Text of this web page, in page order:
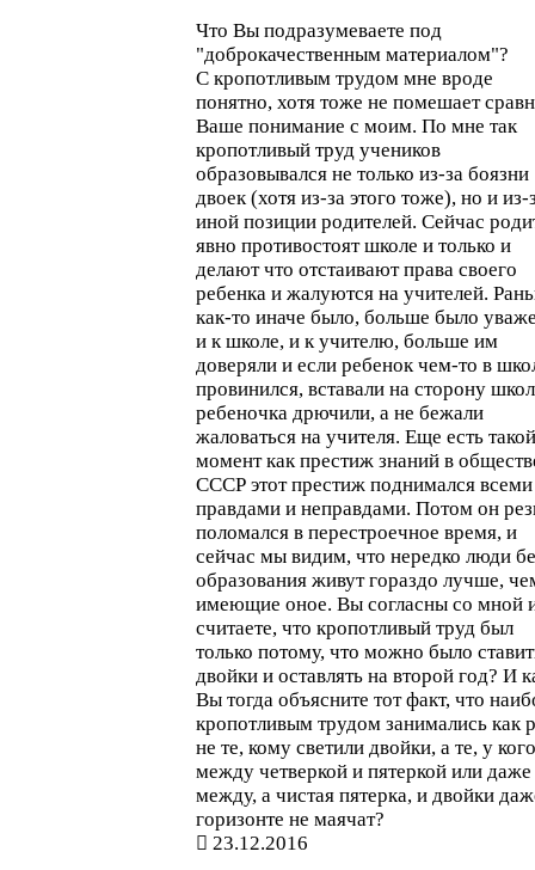
Что Вы подразумеваете под
"доброкачественным материалом"?
С кропотливым трудом мне вроде
понятно, хотя тоже не помешает
Ваше понимание с моим. По мне так
кропотливый труд учеников
образовывался не только из-за боязни
двоек (хотя из-за этого тоже), но и из-
иной позиции родителей. Сейчас
явно противостоят школе и только и
делают что отстаивают права своего
ребенка и жалуются на учителей.
как-то иначе было, больше было
и к школе, и к учителю, больше им
доверяли и если ребенок чем-то в
провинился, вставали на сторону
ребеночка дрючили, а не бежали
жаловаться на учителя. Еще есть такой
момент как престиж знаний в
СССР этот престиж поднимался всеми
правдами и неправдами. Потом он
поломался в перестроечное время, и
сейчас мы видим, что нередко люди
образования живут гораздо лучше,
имеющие оное. Вы согласны со мной
считаете, что кропотливый труд был
только потому, что можно было
двойки и оставлять на второй год? И
Вы тогда объясните тот факт, что
кропотливым трудом занимались как
не те, кому светили двойки, а те, у кого
между четверкой и пятеркой или даже
между, а чистая пятерка, и двойки
горизонте не маячат?
23.12.2016